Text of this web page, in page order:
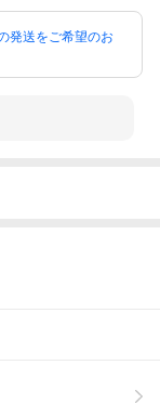
発送をご希望のお